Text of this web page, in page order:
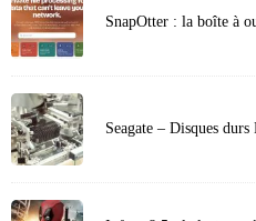
SnapOtter : la boîte à
Seagate – Disques